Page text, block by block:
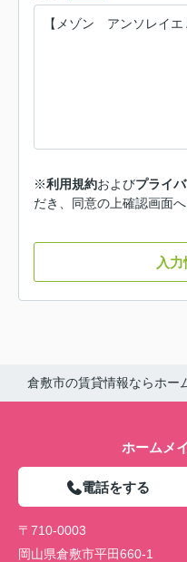
※利用規約およびプライ
だき、同意の上確認画面へ
入
倉敷市の賃貸情報ならホー
ホームメ
電話をする
〒710-0003
岡山県倉敷市平田660-1